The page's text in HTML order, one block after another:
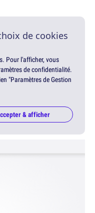
de cookies
Pour l'afficher, vous
de confidentialité.
"Paramètres de Gestion
& afficher